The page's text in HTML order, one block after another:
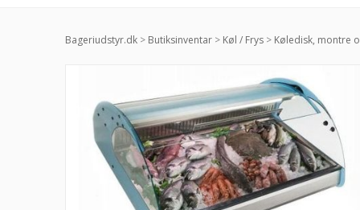
Bageriudstyr.dk > Butiksinventar > Køl / Frys > Køledisk, montre